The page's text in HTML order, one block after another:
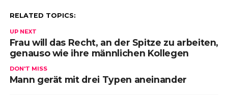
RELATED TOPICS:
UP NEXT
Frau will das Recht, an der Spitze zu arbeiten,
genauso wie ihre männlichen Kollegen
DON'T MISS
Mann gerät mit drei Typen aneinander